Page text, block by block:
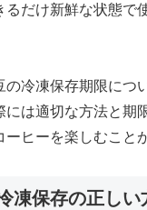
るだけ新鮮な状態で
冷凍保存期限につ
には適切な方法と期
ヒーを楽しむこと
凍保存の正しい